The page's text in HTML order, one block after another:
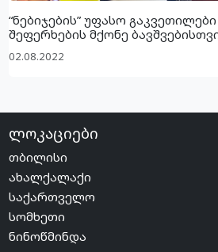
“ნებიჯების” უფასო
შეფერხების მქონე
02.08.2022
ლოკაციები
თბილისი
ახალქალაქი
საქართველო
სომხეთი
ნინოწმინდა